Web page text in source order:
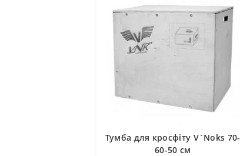
Тумба для кросфіту V`Noks 70-
60-50 см